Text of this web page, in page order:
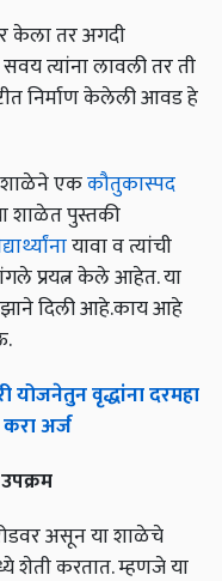
केला तर अगदी
सवय त्यांना लावली तर ती
निर्माण केलेली आवड हे
शाळेने एककौतुकास्पद
शाळेत पुस्तकी
यावा व त्यांची
प्रयत्न केले आहेत. या
दिली आहे.काय आहे
योजनेतुनवृद्धांनादरमहा
कराअर्ज
उपक्रम
असून या शाळेचे
शेती करतात. म्हणजे या